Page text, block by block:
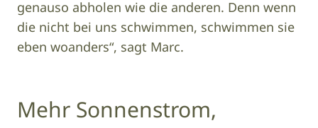
genauso abholen wie die anderen. Denn wenn
die nicht bei uns schwimmen, schwimmen sie
eben woanders“, sagt Marc.
Mehr Sonnenstrom,